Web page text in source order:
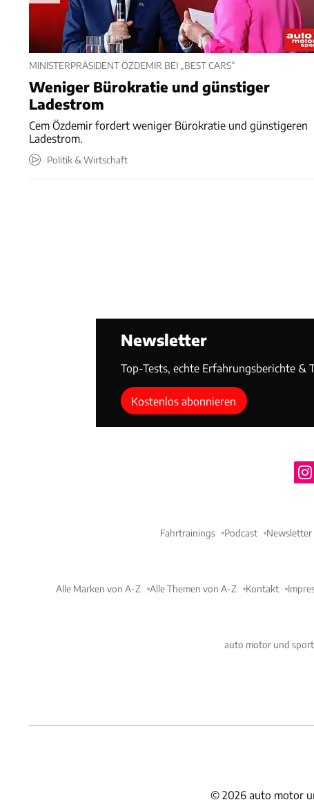
MINISTERPRÄSIDENT ÖZDEMIR BEI „BEST CARS“
Weniger Bürokratie und günstiger
Ladestrom
Cem Özdemir fordert weniger Bürokratie und günstigeren
Ladestrom.
Politik & Wirtschaft
Newsletter
Top-Tests, echte Erfahrungsberichte
Kostenlos abonnieren
Fahrtrainings Podcast Newsletter
Alle Marken von A-Z Alle Themen von A-Z Kontakt
auto motor und sport
© 2026 auto motor